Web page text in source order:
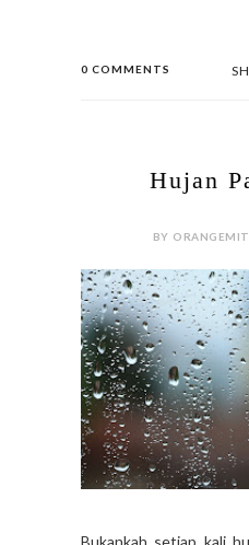
0 COMMENTS
Hujan
BY
Bukankah setiap kali